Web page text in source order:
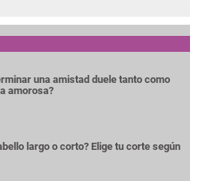
una amistad duele tanto como
amorosa?
largo o corto? Elige tu corte según